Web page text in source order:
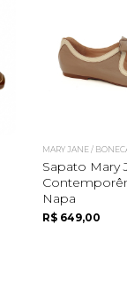
MARY JANE /
Sapato Mary
Napa
R$ 649,00